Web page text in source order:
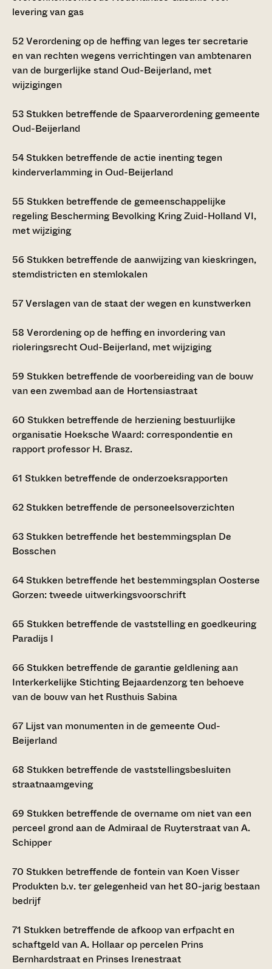
levering van gas
52Verordening op de heffing van leges ter secretarie
en van rechten wegens verrichtingen van ambtenaren
van de burgerlijke stand Oud-Beijerland, met
wijzigingen
53Stukken betreffende de Spaarverordening gemeente
Oud-Beijerland
54Stukken betreffende de actie inenting tegen
kinderverlamming in Oud-Beijerland
55 Stukken betreffende de gemeenschappelijke
regeling Bescherming Bevolking Kring Zuid-Holland VI,
met wijziging
56 Stukken betreffende de aanwijzing van kieskringen,
stemdistricten en stemlokalen
57Verslagen van de staat der wegen en kunstwerken
58 Verordening op de heffing en invordering van
rioleringsrecht Oud-Beijerland, met wijziging
59 Stukken betreffende de voorbereiding van de bouw
van een zwembad aan de Hortensiastraat
60 Stukken betreffende de herziening bestuurlijke
organisatie Hoeksche Waard: correspondentie en
rapport professor H. Brasz.
61 Stukken betreffende de onderzoeksrapporten
62Stukken betreffende de personeelsoverzichten
63Stukken betreffende het bestemmingsplan De
Bosschen
64Stukken betreffende het bestemmingsplan Oosterse
Gorzen: tweede uitwerkingsvoorschrift
65 Stukken betreffende de vaststelling en goedkeuring
Paradijs I
66 Stukken betreffende de garantie geldlening aan
Interkerkelijke Stichting Bejaardenzorg ten behoeve
van de bouw van het Rusthuis Sabina
67 Lijst van monumenten in de gemeente Oud-
Beijerland
68 Stukken betreffende de vaststellingsbesluiten
straatnaamgeving
69 Stukken betreffende de overname om niet van een
perceel grond aan de Admiraal de Ruyterstraat van A.
Schipper
70 Stukken betreffende de fontein van Koen Visser
Produkten b.v. ter gelegenheid van het 80-jarig bestaan
bedrijf
71 Stukken betreffende de afkoop van erfpacht en
schaftgeld van A. Hollaar op percelen Prins
Bernhardstraat en Prinses Irenestraat